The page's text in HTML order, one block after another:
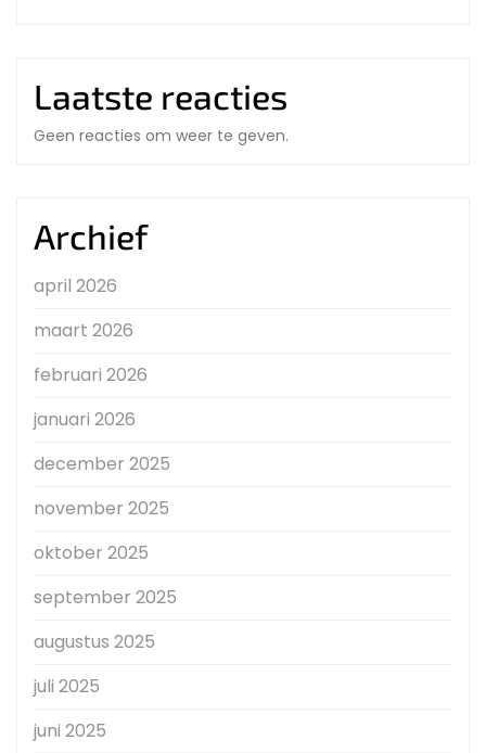
Laatste reacties
Geen reacties om weer te geven.
Archief
april 2026
maart 2026
februari 2026
januari 2026
december 2025
november 2025
oktober 2025
september 2025
augustus 2025
juli 2025
juni 2025